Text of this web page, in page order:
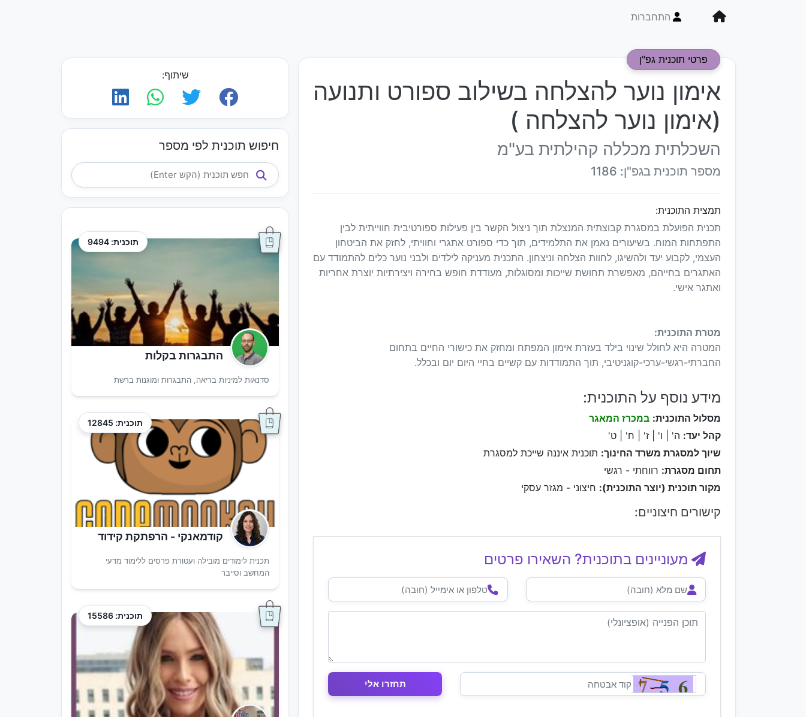
התחברות
פרטי תוכנית גפ"ן
אימון נוער להצלחה בשילוב ספורט ותנועה
(אימון נוער להצלחה )
השכלתית מכללה קהילתית בע"מ
מספר תוכנית בגפ"ן: 1186
תמצית התוכנית:
תכנית הפועלת במסגרת קבוצתית המנצלת תוך ניצול הקשר בין פעילות ספורטיבית חווייתית לבין
התפתחות המוח. בשיעורים נאמן את התלמידים, תוך כדי ספורט אתגרי וחוויתי, לחזק את הביטחון
העצמי, לקבוע יעד ולהשיגו, לחוות הצלחה וניצחון. התכנית מעניקה לילדים ולבני נוער כלים להתמודד עם
האתגרים בחייהם, מאפשרת תחושת שייכות ומסוגלות, מעודדת חופש בחירה ויצירתיות יוצרת אחריות
ואתגר אישי.
מטרת התוכנית:
המטרה היא לחולל שינוי בילד בעזרת אימון המפתח ומחזק את כישורי החיים בתחום
החברתי-רגשי-ערכי-קוגניטיבי, תוך התמודדות עם קשיים בחיי היום יום ובכלל.
מידע נוסף על התוכנית:
מסלול התוכנית: במכרז המאגר
קהל יעד: ה' | ו' | ז' | ח' | ט'
שיוך למסגרת משרד החינוך: תוכנית איננה שייכת למסגרת
תחום מסגרת: רווחתי - רגשי
מקור תוכנית (יוצר התוכנית): חיצוני - מגזר עסקי
קישורים חיצוניים:
מעוניינים בתוכנית? השאירו פרטים
שיתוף:
חיפוש תוכנית לפי מספר
תוכנית: 9494
התבגרות בקלות
סדנאות למיניות בריאה, התבגרות ומוגנות ברשת
תוכנית: 12845
קודמאנקי - הרפתקת קידוד
תכנית לימודים מובילה ועטורת פרסים ללימוד מדעי
המחשב וסייבר
תוכנית: 15586